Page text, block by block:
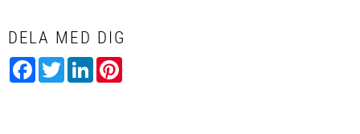
DELA MED DIG
Facebook
TwitterLinkedIn